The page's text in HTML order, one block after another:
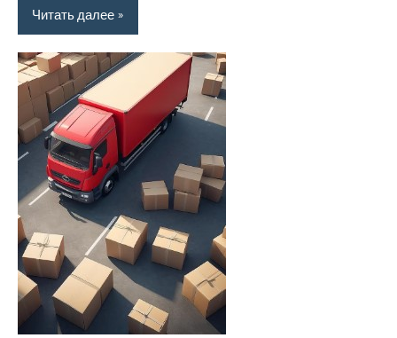
Читать далее